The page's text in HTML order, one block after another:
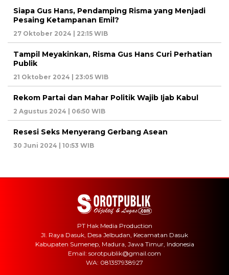
Siapa Gus Hans, Pendamping Risma yang Menjadi
Pesaing Ketampanan Emil?
27 Oktober 2024 | 22:15 WIB
Tampil Meyakinkan, Risma Gus Hans Curi Perhatian
Publik
21 Oktober 2024 | 23:05 WIB
Rekom Partai dan Mahar Politik Wajib Ijab Kabul
2 Agustus 2024 | 06:50 WIB
Resesi Seks Menyerang Gerbang Asean
30 Juni 2024 | 10:53 WIB
PT Hak Media Production
Jl. Raya Dasuk, Desa Jelbudan, Kecamatan Dasuk
Kabupaten Sumenep, Madura, Jawa Timur, Indonesia
Email: sorotpublik@gmail.com
WA: 081357938927